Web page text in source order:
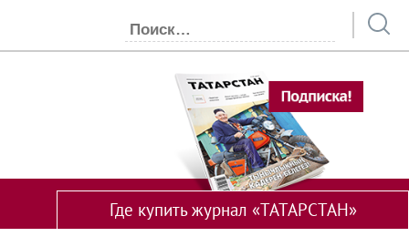
Где купить журнал «ТАТАРСТАН»